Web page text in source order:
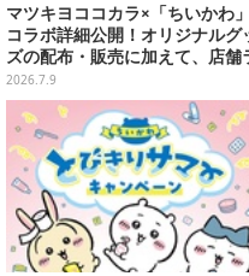
マツキヨココカラ×「ちいかわ」
コラボ詳細公開！オリジナルグ
ズの配布・販売に加えて、店舗
ッピングや”花火打ち上げ”まで盛
り沢山
2026.7.9